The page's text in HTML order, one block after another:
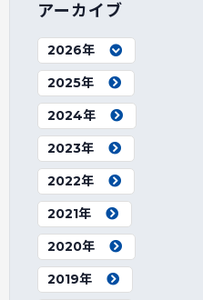
アーカイブ
2026年
2025年
2024年
2023年
2022年
2021年
2020年
2019年